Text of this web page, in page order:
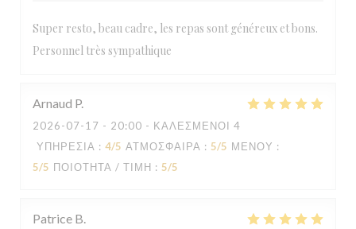
Super resto, beau cadre, les repas sont généreux et bons.
Personnel très sympathique
Arnaud P
2026-07-17 - 20:00 - ΚΑΛΕΣΜΈΝΟΙ 4
ΥΠΗΡΕΣΊΑ : 4/5 ΑΤΜΌΣΦΑΙΡΑ : 5/5 ΜΕΝΟΎ :
5/5 ΠΟΙΌΤΗΤΑ / ΤΙΜΉ : 5/5
Patrice B